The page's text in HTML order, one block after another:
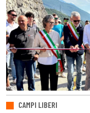
CAMPI LIBERI